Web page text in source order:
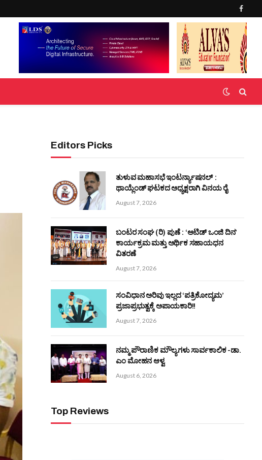
Editors Picks
ತುಳುವ ಮಹಾಸಭೆ ಇಂಟರ್ನ್ಯಾಷನಲ್ :
ಥಾಯ್ಲೆಂಡ್ ಘಟಕದ ಅಧ್ಯಕ್ಷರಾಗಿ ವಿನಯ ರೈ
August 7, 2026
ಬಂಟರ ಸಂಘ (ರಿ) ಪುಣೆ : ‘ಆಟಿಡ್ ಒಂಜಿ ದಿನ’
ಕಾರ್ಯಕ್ರಮ ಮತ್ತು ಅರ್ಥಿಕ ಸಹಾಯಧನ
ವಿತರಣೆ
August 7, 2026
ಸಂವಿಧಾನ ಅರಿವು ಇಲ್ಲದ ‘ಪತ್ರಿಕೋದ್ಯಮ’
ಪ್ರಜಾಪ್ರಭುತ್ವಕ್ಕೆ ಅಪಾಯಕಾರಿ!!
August 7, 2026
ನಮ್ಮ ಪೌರಾಣಿಕ ಮೌಲ್ಯಗಳು ಸಾರ್ವಕಾಲಿಕ -ಡಾ.
ಎಂ ಮೋಹನ ಆಳ್ವ
August 6, 2026
Top Reviews